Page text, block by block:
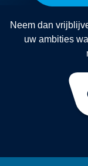
Neem dan
uw ambities